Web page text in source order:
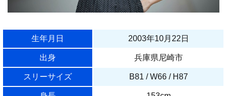
生年月日 2003年10月22日
出身 兵庫県尼崎市
スリーサイズ B81 / W66 / H87